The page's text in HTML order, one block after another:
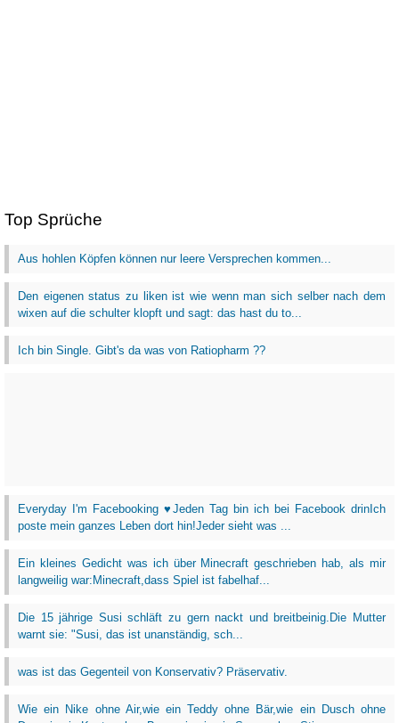
Top Sprüche
Aus hohlen Köpfen können nur leere Versprechen kommen...
Den eigenen status zu liken ist wie wenn man sich selber nach dem
wixen auf die schulter klopft und sagt: das hast du to...
Ich bin Single. Gibt's da was von Ratiopharm ??
Everyday I'm Facebooking ♥Jeden Tag bin ich bei Facebook drinIch
poste mein ganzes Leben dort hin!Jeder sieht was ...
Ein kleines Gedicht was ich über Minecraft geschrieben hab, als mir
langweilig war:Minecraft,dass Spiel ist fabelhaf...
Die 15 jährige Susi schläft zu gern nackt und breitbeinig.Die Mutter
warnt sie: "Susi, das ist unanständig, sch...
was ist das Gegenteil von Konservativ? Präservativ.
Wie ein Nike ohne Air,wie ein Teddy ohne Bär,wie ein Dusch ohne